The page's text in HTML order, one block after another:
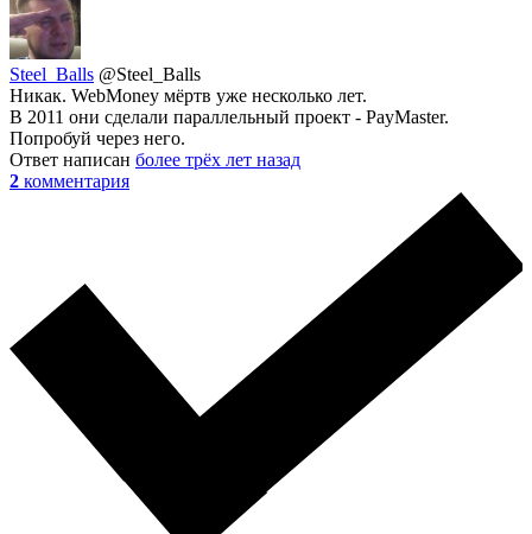
Steel_Balls @Steel_Balls
Никак. WebMoney мёртв уже несколько лет.
В 2011 они сделали параллельный проект - PayMaster.
Попробуй через него.
Ответ написан более трёх лет назад
2 комментария